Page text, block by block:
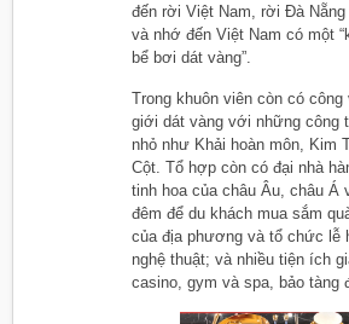
đến rời Việt Nam, rời Đà
và nhớ đến Việt Nam có một
bể bơi dát vàng”.
Trong khuôn viên còn có
giới dát vàng với những công
nhỏ như Khải hoàn môn, Kim
Cột. Tổ hợp còn có đại nhà
tinh hoa của châu Âu, châu Á
đêm để du khách mua sắm
của địa phương và tổ chức lễ
nghệ thuật; và nhiều tiện ích
casino, gym và spa, bảo tàng